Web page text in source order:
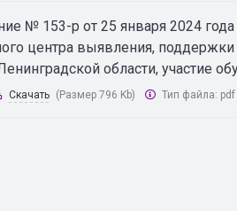
№ 153-р от 25 января 2024
центра выявления, поддержки
области, участие
Скачать (Размер 796 Kb) Тип файла: pdf